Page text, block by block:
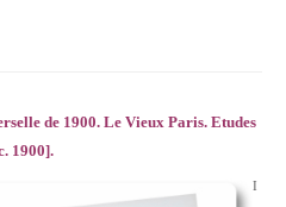
de 1900. Le Vieux Paris. Etudes
1900].
I